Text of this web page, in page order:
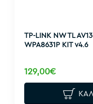
TP-LINK NW TL
WPA8631P KIT v4.6
129,00€